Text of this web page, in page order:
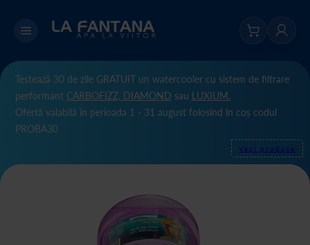
Testează 30 de zile GRATUIT un watercooler cu sistem de filtrare
performant CARBOFIZZ, DIAMOND sau LUXIUM.
Ofertă valabilă în perioada 1 - 31 august folosind în coș codul
PROBA30
Vezi produse